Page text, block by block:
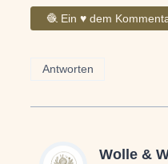
🧶 Ein ♥ dem
Antworten
Wolle &